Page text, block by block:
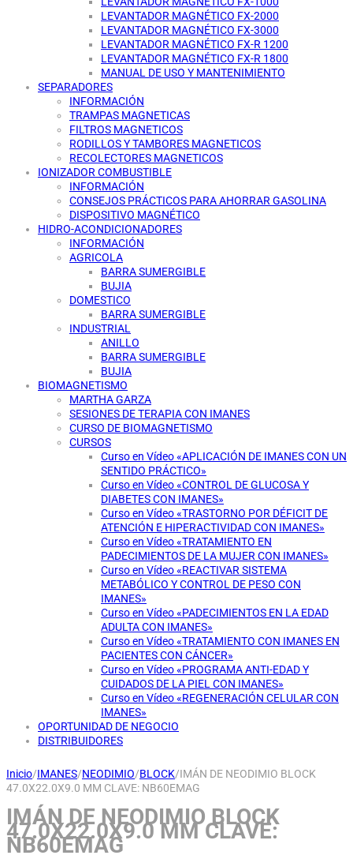
LEVANTADOR MAGNÉTICO FX-2000
LEVANTADOR MAGNÉTICO FX-3000
LEVANTADOR MAGNÉTICO FX-R 1200
LEVANTADOR MAGNÉTICO FX-R 1800
MANUAL DE USO Y MANTENIMIENTO
SEPARADORES
INFORMACIÓN
TRAMPAS MAGNETICAS
FILTROS MAGNETICOS
RODILLOS Y TAMBORES MAGNETICOS
RECOLECTORES MAGNETICOS
IONIZADOR COMBUSTIBLE
INFORMACIÓN
CONSEJOS PRÁCTICOS PARA AHORRAR GASOLINA
DISPOSITIVO MAGNÉTICO
HIDRO-ACONDICIONADORES
INFORMACIÓN
AGRICOLA
BARRA SUMERGIBLE
BUJIA
DOMESTICO
BARRA SUMERGIBLE
INDUSTRIAL
ANILLO
BARRA SUMERGIBLE
BUJIA
BIOMAGNETISMO
MARTHA GARZA
SESIONES DE TERAPIA CON IMANES
CURSO DE BIOMAGNETISMO
CURSOS
Curso en Vídeo «APLICACIÓN DE IMANES CON UN
SENTIDO PRÁCTICO»
Curso en Vídeo «CONTROL DE GLUCOSA Y
DIABETES CON IMANES»
Curso en Vídeo «TRASTORNO POR DÉFICIT DE
ATENCIÓN E HIPERACTIVIDAD CON IMANES»
Curso en Vídeo «TRATAMIENTO EN
PADECIMIENTOS DE LA MUJER CON IMANES»
Curso en Vídeo «REACTIVAR SISTEMA
METABÓLICO Y CONTROL DE PESO CON
IMANES»
Curso en Vídeo «PADECIMIENTOS EN LA EDAD
ADULTA CON IMANES»
Curso en Vídeo «TRATAMIENTO CON IMANES EN
PACIENTES CON CÁNCER»
Curso en Vídeo «PROGRAMA ANTI-EDAD Y
CUIDADOS DE LA PIEL CON IMANES»
Curso en Vídeo «REGENERACIÓN CELULAR CON
IMANES»
OPORTUNIDAD DE NEGOCIO
DISTRIBUIDORES
Inicio/IMANES/NEODIMIO/BLOCK/IMÁN DE NEODIMIO BLOCK
47.0X22.0X9.0 MM CLAVE: NB60EMAG
IMÁN DE NEODIMIO BLOCK
47.0X22.0X9.0 MM CLAVE:
NB60EMAG